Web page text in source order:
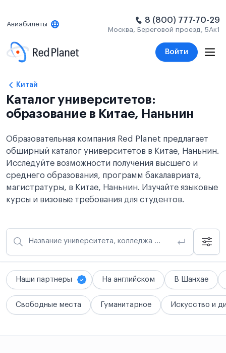
Авиабилеты 8 (800) 777-70-29
Москва, Береговой проезд, 5Ак1
Войти
Китай
Каталог университетов:
образование в Китае, Наньнин
Образовательная компания Red Planet предлагает
обширный каталог университетов в Китае, Наньнин.
Исследуйте возможности получения высшего и
среднего образования, программ бакалавриата,
магистратуры, в Китае, Наньнин. Изучайте языковые
курсы и визовые требования для студентов.
Название университета, колледжа или школы
Наши партнеры На английском В Шанхае
Свободные места Гуманитарное Искусство и